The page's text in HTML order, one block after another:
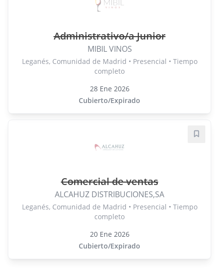
Administrativo/a Junior
MIBIL VINOS
Leganés, Comunidad de Madrid • Presencial • Tiempo
completo
28 Ene 2026
Cubierto/Expirado
Comercial de ventas
ALCAHUZ DISTRIBUCIONES,SA
Leganés, Comunidad de Madrid • Presencial • Tiempo
completo
20 Ene 2026
Cubierto/Expirado